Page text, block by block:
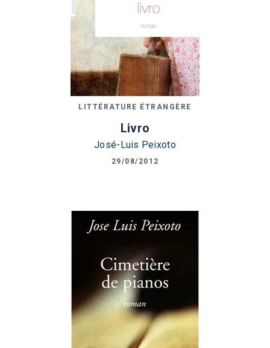
LITTÉRATURE ÉTRANGÈRE
Livro
José-Luis Peixoto
29/08/2012